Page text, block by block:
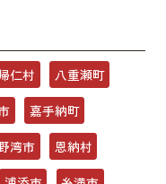
仁村
八重瀬町
嘉手納町
湾市
恩納村